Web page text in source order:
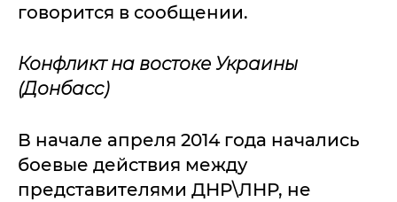
говорится в сообщении.
Конфликт на востоке Украины
(Донбасс)
В начале апреля 2014 года начались
боевые действия между
представителями ДНР\ЛНР, не